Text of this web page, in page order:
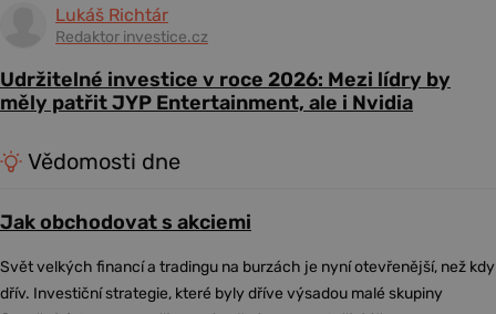
Lukáš Richtár
Redaktor investice.cz
Udržitelné investice v roce 2026: Mezi lídry by
měly patřit JYP Entertainment, ale i Nvidia
Vědomosti dne
Jak obchodovat s akciemi
Svět velkých financí a tradingu na burzách je nyní otevřenější, než kdy
dřív. Investiční strategie, které byly dříve výsadou malé skupiny